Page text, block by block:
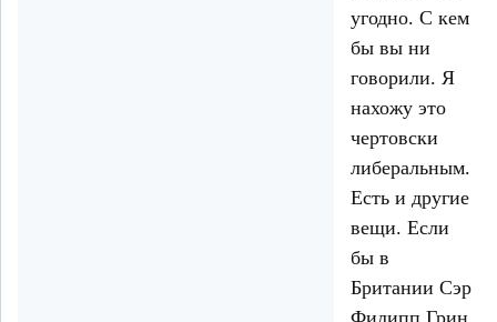
угодно. С кем
бы вы ни
говорили. Я
нахожу это
чертовски
либеральным.
Есть и другие
вещи. Если
бы в
Британии Сэр
Филипп Грин